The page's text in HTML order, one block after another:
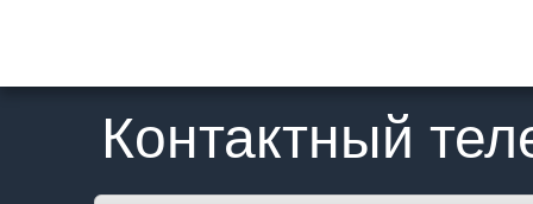
Контактный